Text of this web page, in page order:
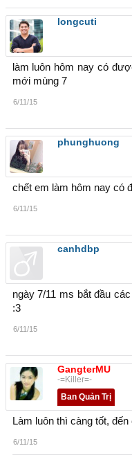
longcuti
làm luôn hôm nay có
mới mùng 7
6/11/15
phunghuong
chết em làm hôm nay có
6/11/15
canhdbp
ngày 7/11 ms bắt đầu
:3
6/11/15
GangterMU
-=Killer=-
Ban Quản Trị
Làm luôn thì càng tốt,
6/11/15